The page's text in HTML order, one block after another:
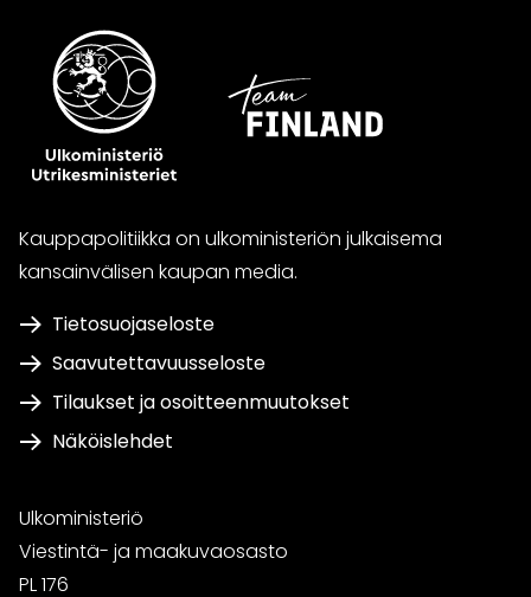
Kauppapolitiikka on ulkoministeriön julkaisema
kansainvälisen kaupan media.
Tietosuojaseloste
Saavutettavuusseloste
Tilaukset ja osoitteenmuutokset
Näköislehdet
Ulkoministeriö
Viestintä- ja maakuvaosasto
PL 176